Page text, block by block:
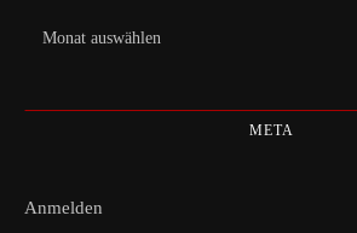
Archiv
META
Anmelden